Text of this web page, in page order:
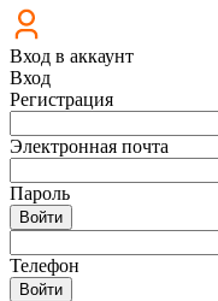
Вход в аккаунт
Вход
Регистрация
Электронная почта
Пароль
Войти
Телефон
Войти